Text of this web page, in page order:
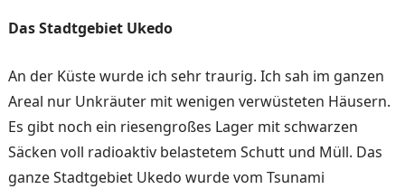
Das Stadtgebiet Ukedo
An der Küste wurde ich sehr traurig. Ich sah im ganzen
Areal nur Unkräuter mit we­nigen verwüsteten Häusern.
Es gibt noch ein riesengroßes Lager mit schwarzen
Säcken voll radioaktiv belastetem Schutt und Müll. Das
ganze Stadtgebiet Ukedo wurde vom Tsunami